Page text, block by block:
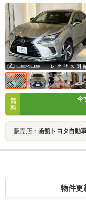
無
料
今
販売店： 函館トヨタ自動
物件更